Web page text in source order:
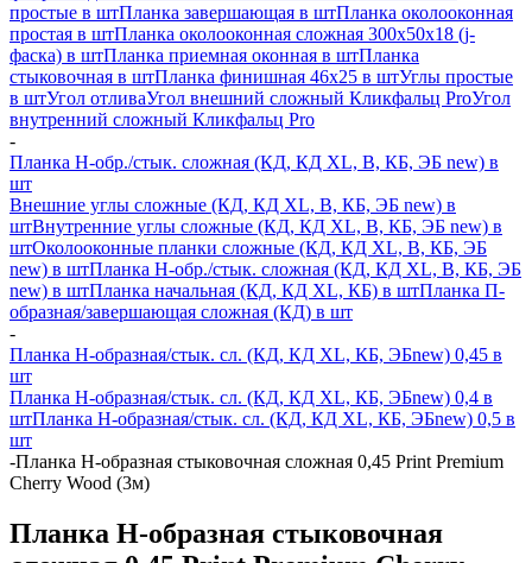
простые в штПланка завершающая в штПланка околооконная
простая в штПланка околооконная сложная 300х50х18 (j-
фаска) в штПланка приемная оконная в штПланка
стыковочная в штПланка финишная 46х25 в штУглы простые
в штУгол отливаУгол внешний сложный Кликфальц ProУгол
внутренний сложный Кликфальц Pro
-
Планка H-обр./стык. сложная (КД, КД XL, В, КБ, ЭБ new) в
шт
Внешние углы сложные (КД, КД XL, В, КБ, ЭБ new) в
штВнутренние углы сложные (КД, КД XL, В, КБ, ЭБ new) в
штОколооконные планки сложные (КД, КД XL, В, КБ, ЭБ
new) в штПланка H-обр./стык. сложная (КД, КД XL, В, КБ, ЭБ
new) в штПланка начальная (КД, КД XL, КБ) в штПланка П-
образная/завершающая сложная (КД) в шт
-
Планка H-образная/стык. сл. (КД, КД XL, КБ, ЭБnew) 0,45 в
шт
Планка H-образная/стык. сл. (КД, КД XL, КБ, ЭБnew) 0,4 в
штПланка H-образная/стык. сл. (КД, КД XL, КБ, ЭБnew) 0,5 в
шт
-Планка Н-образная стыковочная сложная 0,45 Print Premium
Cherry Wood (3м)
Планка Н-образная стыковочная